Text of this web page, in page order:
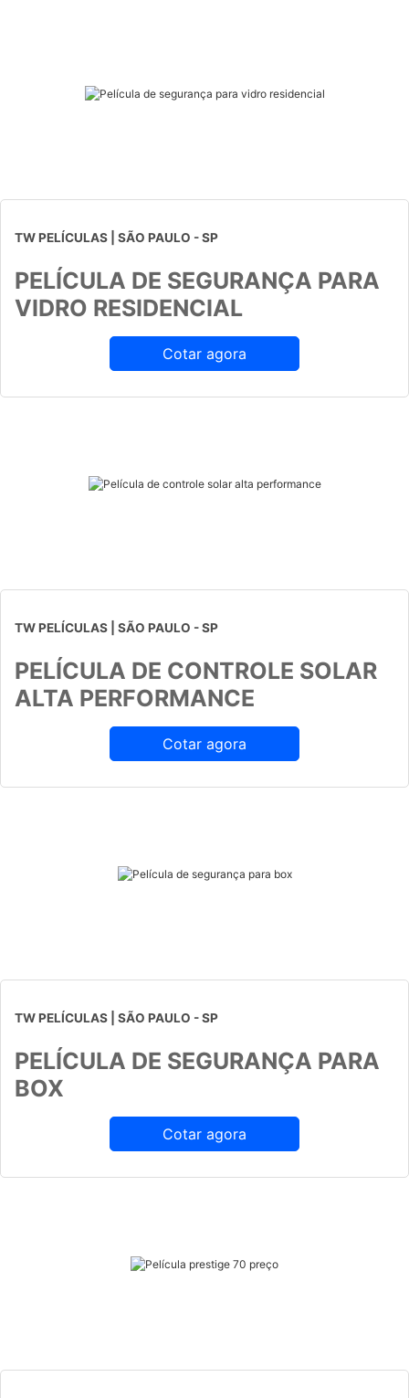
TW PELÍCULAS | SÃO PAULO - SP
PELÍCULA DE SEGURANÇA PARA
VIDRO RESIDENCIAL
Cotar agora
TW PELÍCULAS | SÃO PAULO - SP
PELÍCULA DE CONTROLE SOLAR
ALTA PERFORMANCE
Cotar agora
TW PELÍCULAS | SÃO PAULO - SP
PELÍCULA DE SEGURANÇA PARA
BOX
Cotar agora